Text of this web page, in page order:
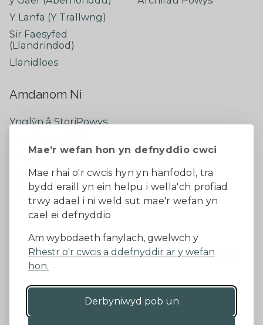
Mae’r wefan hon yn defnyddio cwci
Mae rhai o'r cwcis hyn yn hanfodol, tra
bydd eraill yn ein helpu i wella'ch profiad
trwy adael i ni weld sut mae'r wefan yn
cael ei defnyddio
Am wybodaeth fanylach, gwelwch y
Rhestr o'r cwcis a ddefnyddir ar y wefan
hon.
Derbyniwyd pob un
Y Lanfa (Y Trallwng)
Sir Faesyfed
(Llandrindod)
Llanidloes
Amdanom Ni
Ynglŷn â StoriPowys
Newyddion Diweddaraf
Dywedwch eich barn
Facebook
Datganiad Hygyrchedd
Diogelu Data a Phreifatrwydd
Telerau ac amodau